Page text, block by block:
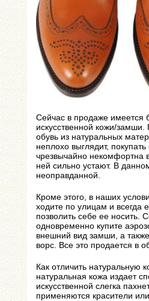
Сейчас в продаже имеется
искусственной кожи/
обувь из натуральных
неплохо выглядит,
чрезвычайно некомфортна
ней сильно устают. В
неоправданной.
Кроме этого, в наших
ходите по улицам и
позволить себе ее носить.
одновременно купите
внешний вид замши, а
ворс. Все это продается в
Как отличить натуральную
натуральная кожа издает
искусственной слегка
применяются красители